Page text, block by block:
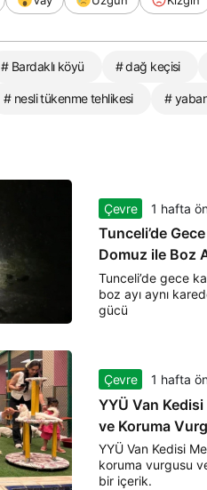
# Bardaklı köyü # dağ keçisi
# nesli tükenme tehlikesi #
Çevre 1 hafta
Tunceli’de
Domuz ile Boz
Tunceli’de gece
boz ayı aynı
gücü
Çevre 1 hafta
YYÜ Van
ve Koruma
YYÜ Van Kedisi
koruma vurgusu
bir içerik.